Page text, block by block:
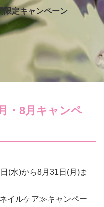
限定キャンペーン
・8月キャンペ
(水)から8月31日(月)ま
イルケア≫キャンペー